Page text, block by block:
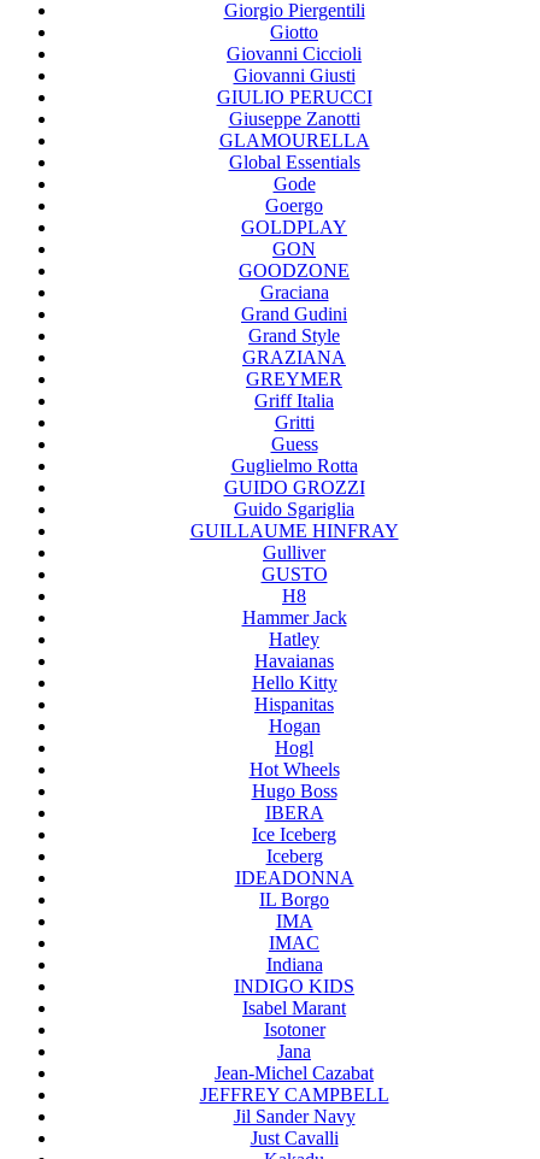
Giorgio Piergentili
Giotto
Giovanni Ciccioli
Giovanni Giusti
GIULIO PERUCCI
Giuseppe Zanotti
GLAMOURELLA
Global Essentials
Gode
Goergo
GOLDPLAY
GON
GOODZONE
Graciana
Grand Gudini
Grand Style
GRAZIANA
GREYMER
Griff Italia
Gritti
Guess
Guglielmo Rotta
GUIDO GROZZI
Guido Sgariglia
GUILLAUME HINFRAY
Gulliver
GUSTO
H8
Hammer Jack
Hatley
Havaianas
Hello Kitty
Hispanitas
Hogan
Hogl
Hot Wheels
Hugo Boss
IBERA
Ice Iceberg
Iceberg
IDEADONNA
IL Borgo
IMA
IMAC
Indiana
INDIGO KIDS
Isabel Marant
Isotoner
Jana
Jean-Michel Cazabat
JEFFREY CAMPBELL
Jil Sander Navy
Just Cavalli